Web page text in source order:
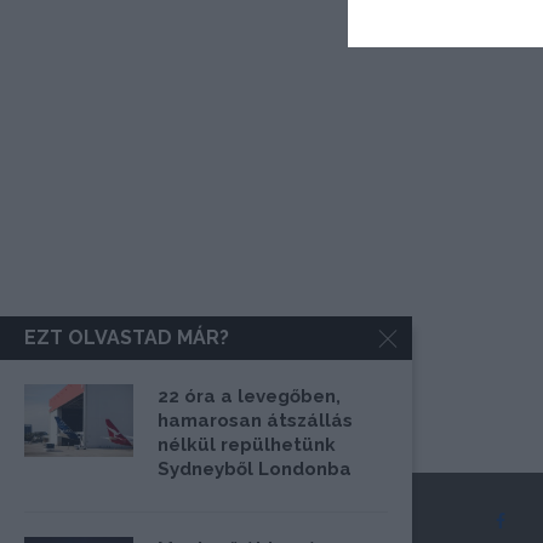
EZT OLVASTAD MÁR?
22 óra a levegőben,
hamarosan átszállás
nélkül repülhetünk
Sydneyből Londonba